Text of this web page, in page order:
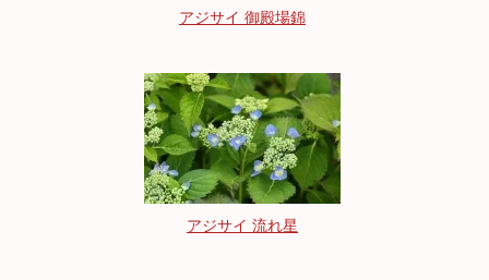
アジサイ 御殿場錦
アジサイ 流れ星